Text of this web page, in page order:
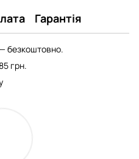
Гарантія
безкоштовно.
грн.